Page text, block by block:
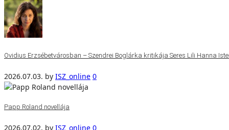
Ovidius Erzsébetvárosban – Szendrei Boglárka kritikája Seres Lili Hanna
2026.07.03. by ISZ_online 0
Papp Roland novellája
2026.07.02. by ISZ_online 0